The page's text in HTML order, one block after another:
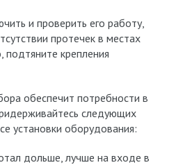
и проверить его работу,
протечек в местах
подтяните крепления
обеспечит потребности в
следующих
установки оборудования:
дольше, лучше на входе в